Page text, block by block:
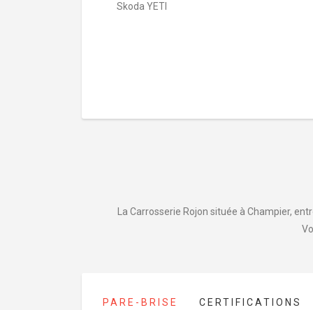
Skoda YETI
La Carrosserie Rojon située à Champier,
PARE-BRISE CERTIFICATIONS